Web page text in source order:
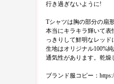
行き過ぎないように!
Tシャツは胸の部分の扇
本当にキラキラ輝いて表
っきりして鮮明なレッド
生地はオリジナル100%
通気性があります。乾燥
ブランド服コピー：